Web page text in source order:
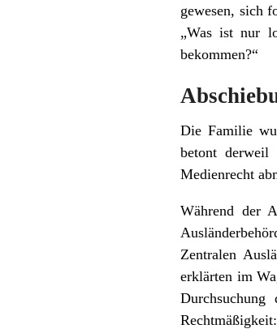
gewesen, sich
„Was ist nur
bekommen?“
Die Familie
betont derweil
Medienrecht
Während der
Zentralen
erklärten im